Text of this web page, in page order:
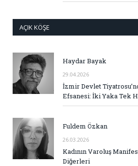
AÇIK KÖŞE
Haydar Bayak
29.04.2026
İzmir Devlet
Efsanesi: İki Yaka Tek
Fuldem Özkan
26.03.2026
Kadının Varoluş
Diğerleri